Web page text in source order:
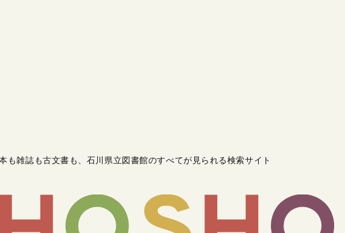
も雑誌も古文書も 石川県立図書館のすべてが見られる検索サイト